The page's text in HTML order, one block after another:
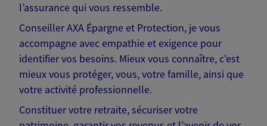
l’assurance qui vous ressemble.
Conseiller AXA Épargne et Protection, je vous
accompagne avec empathie et exigence pour
identifier vos besoins. Mieux vous connaître, c'est
mieux vous protéger, vous, votre famille, ainsi que
votre activité professionnelle.
Constituer votre retraite, sécuriser votre